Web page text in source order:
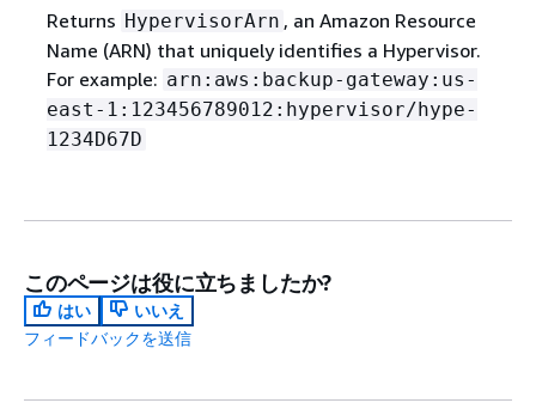
Returns HypervisorArn , an Amazon Resource
Name (ARN) that uniquely identifies a Hypervisor.
For example: arn:aws:backup-gateway:us-
east-1:123456789012:hypervisor/hype-
1234D67D
このページは役に立ちましたか?
はい
いいえ
フィードバックを送信